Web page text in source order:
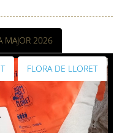
MAJOR 2026
FLORA DE LLORET